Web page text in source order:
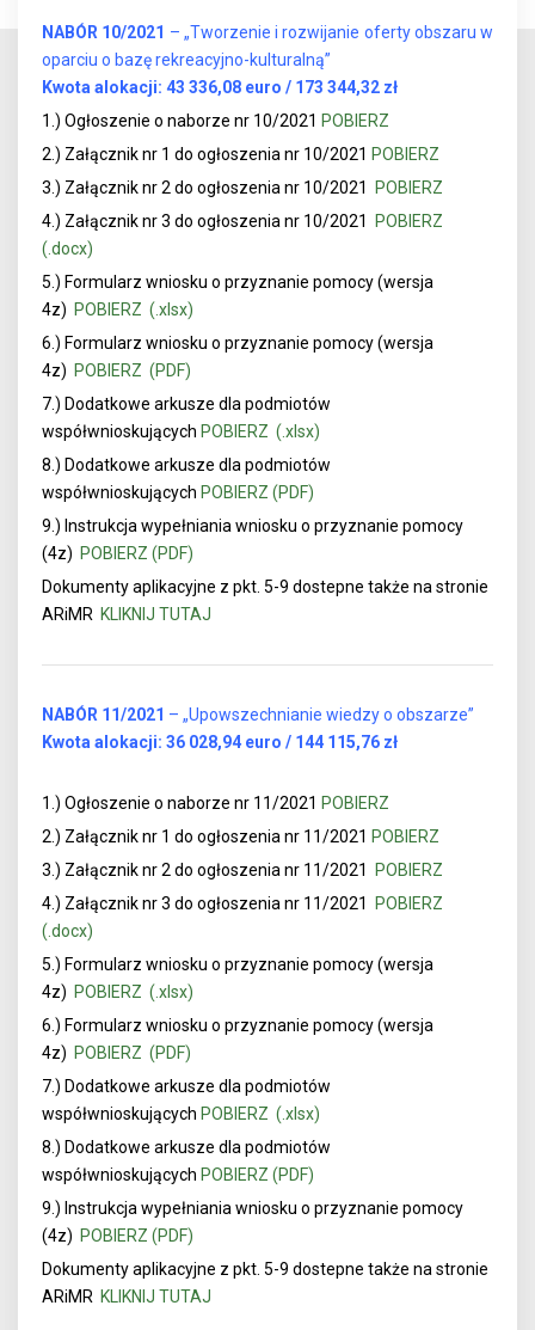
NABÓR 10/2021 – „Tworzenie i rozwijanie oferty obszaru w
oparciu o bazę rekreacyjno-kulturalną”
Kwota alokacji: 43 336,08 euro / 173 344,32 zł
1.) Ogłoszenie o naborze nr 10/2021 POBIERZ
2.) Załącznik nr 1 do ogłoszenia nr 10/2021 POBIERZ
3.) Załącznik nr 2 do ogłoszenia nr 10/2021
POBIERZ
4.) Załącznik nr 3 do ogłoszenia nr 10/2021
POBIERZ
(.docx)
5.) Formularz wniosku o przyznanie pomocy (wersja
4z) POBIERZ (.xlsx)
6.) Formularz wniosku o przyznanie pomocy (wersja
4z) POBIERZ (PDF)
7.) Dodatkowe arkusze dla podmiotów
współwnioskujących POBIERZ (.xlsx)
8.) Dodatkowe arkusze dla podmiotów
współwnioskujących POBIERZ (PDF)
9.) Instrukcja wypełniania wniosku o przyznanie pomocy
(4z) POBIERZ (PDF)
Dokumenty aplikacyjne z pkt. 5-9 dostepne także na stronie
ARiMR KLIKNIJ TUTAJ
NABÓR 11/2021 – „Upowszechnianie wiedzy o obszarze”
Kwota alokacji: 36 028,94 euro / 144 115,76 zł
1.) Ogłoszenie o naborze nr 11/2021 POBIERZ
2.) Załącznik nr 1 do ogłoszenia nr 11/2021 POBIERZ
3.) Załącznik nr 2 do ogłoszenia nr 11/2021
POBIERZ
4.) Załącznik nr 3 do ogłoszenia nr 11/2021
POBIERZ
(.docx)
5.) Formularz wniosku o przyznanie pomocy (wersja
4z) POBIERZ (.xlsx)
6.) Formularz wniosku o przyznanie pomocy (wersja
4z) POBIERZ (PDF)
7.) Dodatkowe arkusze dla podmiotów
współwnioskujących POBIERZ (.xlsx)
8.) Dodatkowe arkusze dla podmiotów
współwnioskujących POBIERZ (PDF)
9.) Instrukcja wypełniania wniosku o przyznanie pomocy
(4z) POBIERZ (PDF)
Dokumenty aplikacyjne z pkt. 5-9 dostepne także na stronie
ARiMR KLIKNIJ TUTAJ